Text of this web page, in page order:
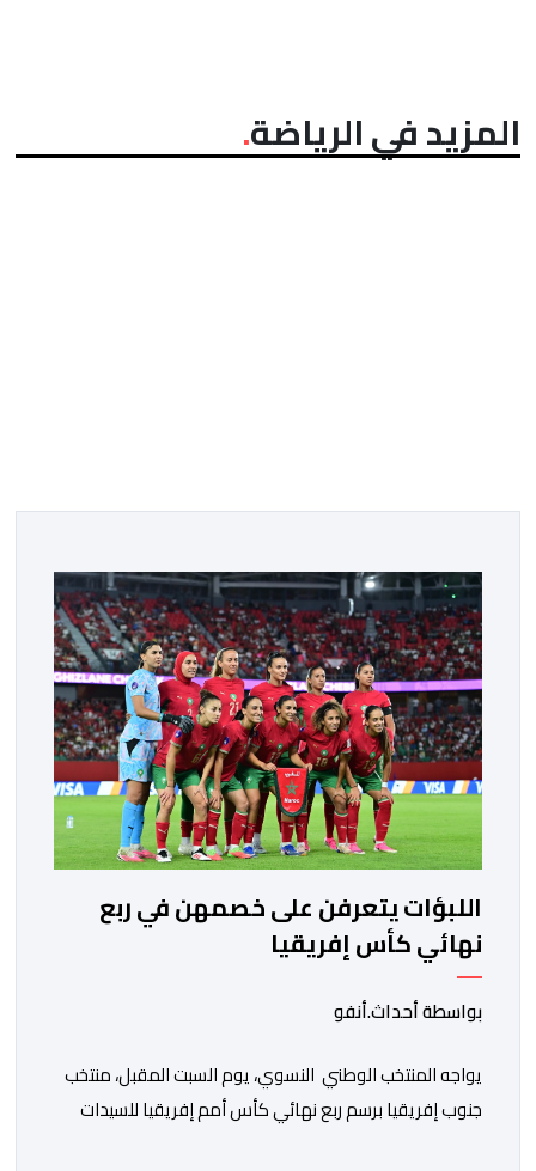
المزيد في الرياضة
اللبؤات يتعرفن على خصمهن في ربع
نهائي كأس إفريقيا
بواسطة أحداث.أنفو
يواجه المنتخب الوطني النسوي، يوم السبت المقبل، منتخب
جنوب إفريقيا برسم ربع نهائي كأس أمم إفريقيا للسيدات